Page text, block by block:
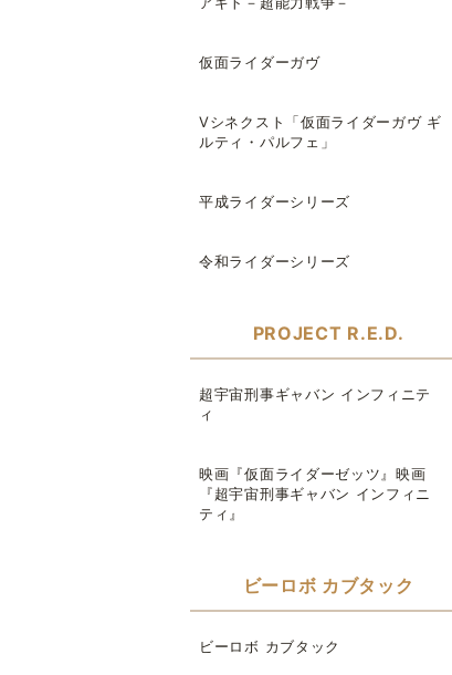
仮面ライダーガヴ
Vシネクスト「仮面ライダーガヴ ギ
ルティ・パルフェ」
平成ライダーシリーズ
令和ライダーシリーズ
PROJECT R.E.D.
超宇宙刑事ギャバン インフィニテ
ィ
映画『仮面ライダーゼッツ』映画
『超宇宙刑事ギャバン インフィニ
ティ』
ビーロボ カブタック
ビーロボ カブタック